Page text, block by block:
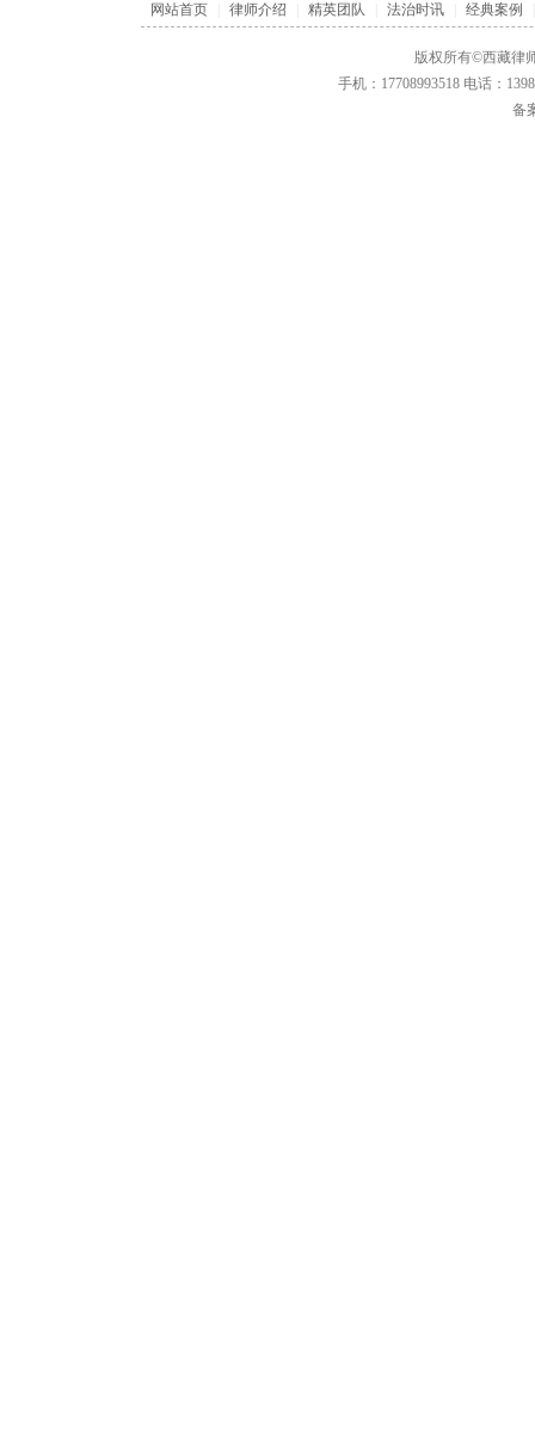
网站首页 律师介绍 精英团队 法治时讯 经典案例
版权所有©西藏律
手机：17708993518 电话：
备